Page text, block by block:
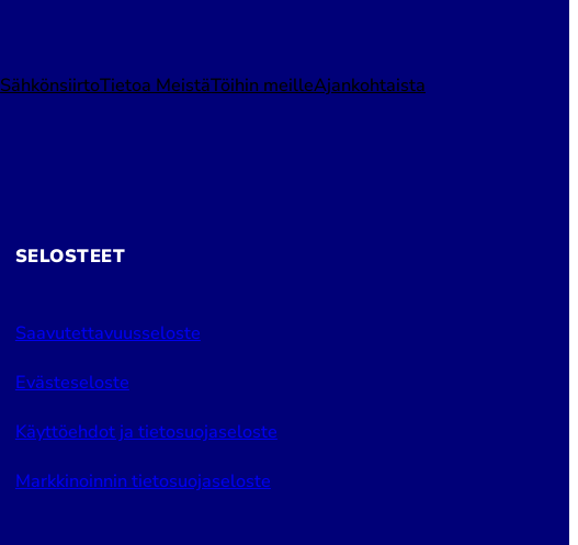
SähkönsiirtoTietoa MeistäTöihin meilleAjankohtaista
SELOSTEET
Saavutettavuusseloste
Evästeseloste
Käyttöehdot ja tietosuojaseloste
Markkinoinnin tietosuojaseloste